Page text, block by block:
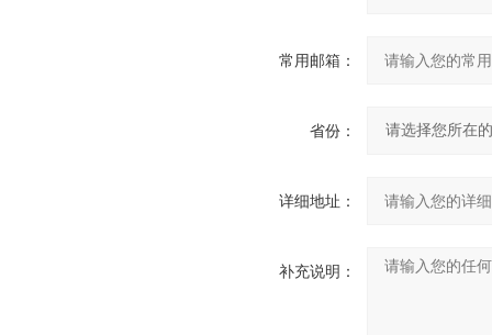
常用邮箱：
省份：
详细地址：
补充说明：